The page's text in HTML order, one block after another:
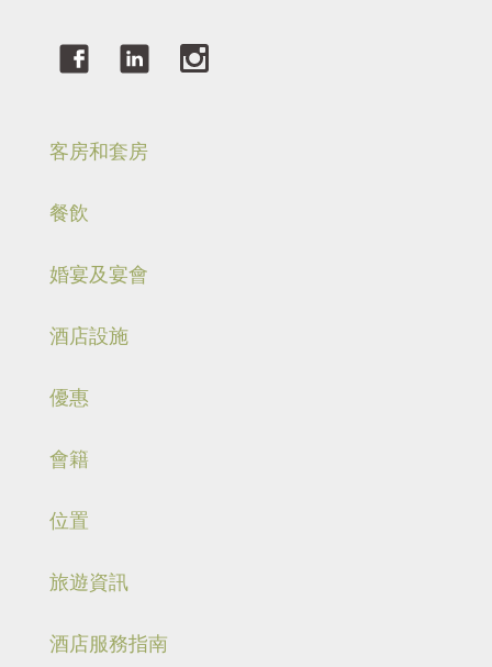
客房和套房
餐飲
婚宴及宴會
酒店設施
優惠
會籍
位置
旅遊資訊
酒店服務指南